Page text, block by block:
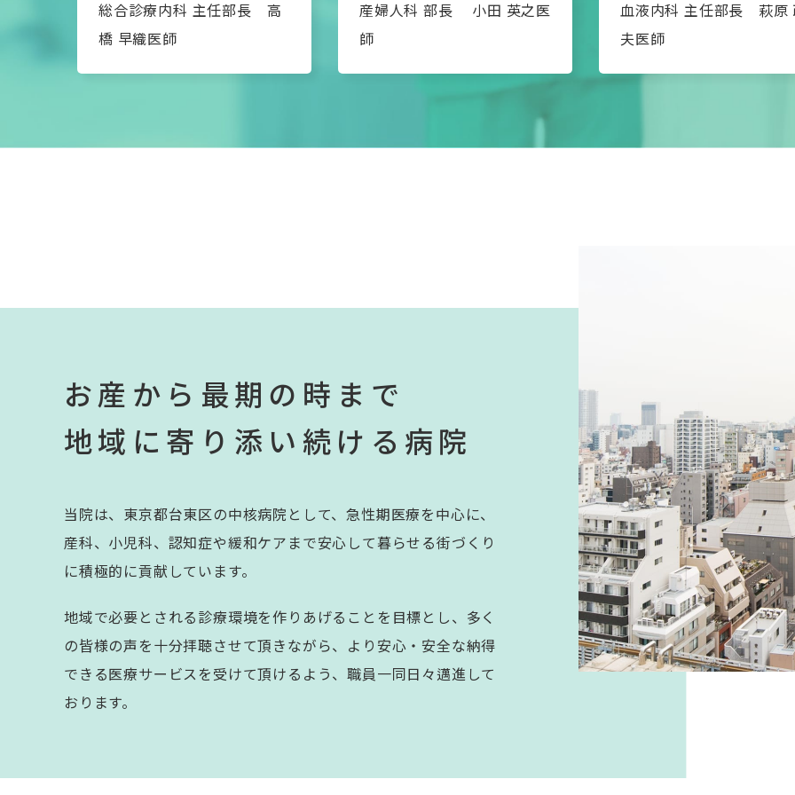
総合診療内科 主任部長 高
橋 早織医師
産婦人科 部長 小田 英之医
師
血液内科 主任部長 萩原
夫医師
お産から最期の時まで
地域に寄り添い続ける病院
当院は、東京都台東区の中核病院として、急性期医療を中心に、
産科、小児科、認知症や緩和ケアまで安心して暮らせる街づくり
に積極的に貢献しています。
地域で必要とされる診療環境を作りあげることを目標とし、多く
の皆様の声を十分拝聴させて頂きながら、より安心・安全な納得
できる医療サービスを受けて頂けるよう、職員一同日々邁進して
おります。